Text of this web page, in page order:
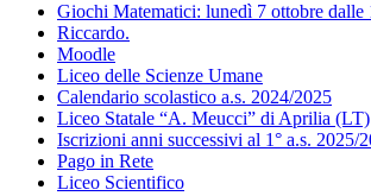
Giochi Matematici: lunedì 7 ottobre dalle
Riccardo.
Moodle
Liceo delle Scienze Umane
Calendario scolastico a.s. 2024/2025
Liceo Statale “A. Meucci” di Aprilia (LT)
Iscrizioni anni successivi al 1° a.s. 2025/
Pago in Rete
Liceo Scientifico